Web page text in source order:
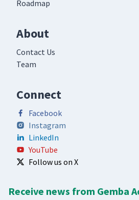
Roadmap
About
Contact Us
Team
Connect
Facebook
Instagram
LinkedIn
YouTube
Follow us on X
Receive news from Gemba